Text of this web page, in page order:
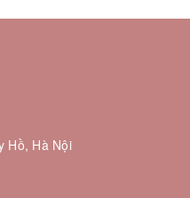
Hồ, Hà Nội